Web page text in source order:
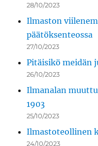
28/10/2023
Ilmaston
päätöksenteossa
27/10/2023
Pitäisikö meidän
26/10/2023
Ilmanalan
1903
25/10/2023
Ilmastoteollinen
24/10/2023